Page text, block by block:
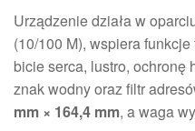
Urządzenie działa w
(10/100 M), wspiera
bicie serca, lustro, ochronę
znak wodny oraz filtr
mm × 164,4 mm, a waga